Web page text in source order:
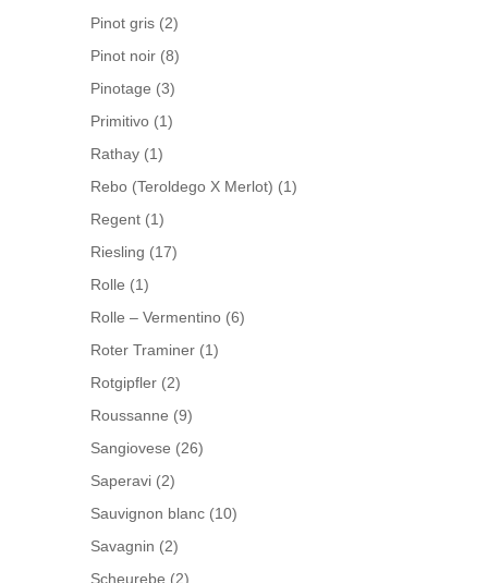
Pinot gris (2)
Pinot noir (8)
Pinotage (3)
Primitivo (1)
Rathay (1)
Rebo (Teroldego X Merlot) (1)
Regent (1)
Riesling (17)
Rolle (1)
Rolle – Vermentino (6)
Roter Traminer (1)
Rotgipfler (2)
Roussanne (9)
Sangiovese (26)
Saperavi (2)
Sauvignon blanc (10)
Savagnin (2)
Scheurebe (2)